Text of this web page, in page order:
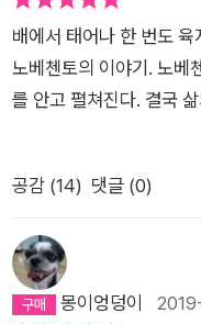
하는 역마살 낀 인간 에
‘길’이 중요한 매개물이
르주아 상류층부터 가난
왕복하는 배 버지니아
않는 ‘대니 부드먼 TD 레
장한다. 왜 바르코는 자기
까, 또는 집착하는 것처럼
말을 타거나, 배나 차를
배에서 태어나 한 번도
노베첸토의 이야기. 노베
를 안고 펼쳐진다. 결국
공감 (14) 댓글 (0)
몽이엉덩이